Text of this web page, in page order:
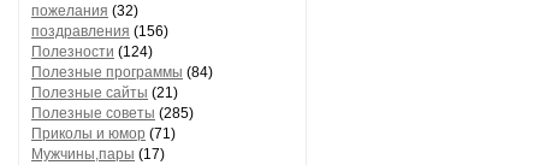
пожелания (32)
поздравления (156)
Полезности (124)
Полезные программы (84)
Полезные сайты (21)
Полезные советы (285)
Приколы и юмор (71)
Мужчины,пары (17)